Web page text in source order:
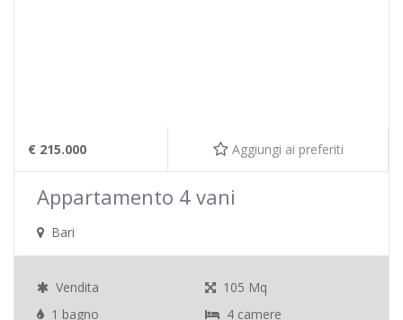
€ 215.000 Aggiungi ai preferiti
Appartamento 4 vani
Bari
Vendita
105 Mq
1 bagno
4 camere